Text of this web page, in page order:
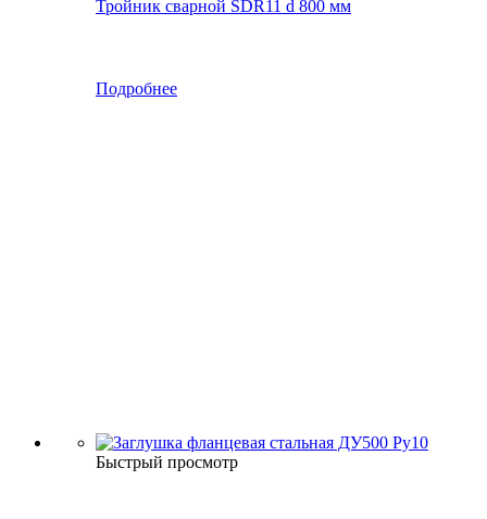
Тройник сварной SDR11 d 800 мм
Подробнее
Быстрый просмотр